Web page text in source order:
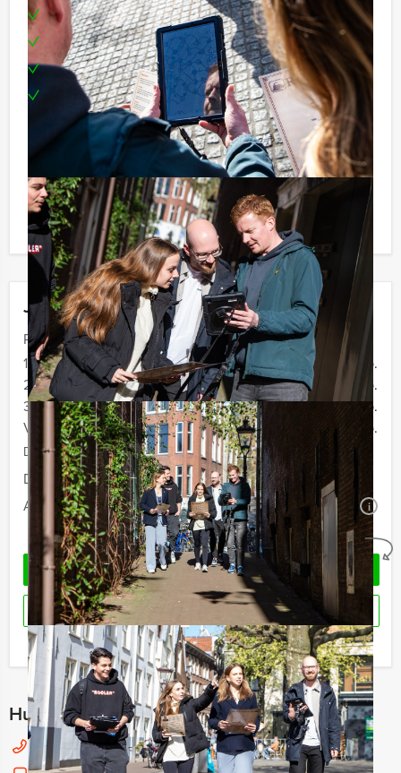
Jouw uitje
Prijs :
12 - 19 personen
€ 72,50 p.p.
20 - 29 personen
€ 69,50 p.p.
30 - 39 personen
€ 66,50 p.p.
Vanaf 40 personen
€ 64,50 p.p.
De prijzen zijn exclusief BTW
Duur:
5 uur
Aantal:
Minimaal 12 personen i
Geheel vrijblijvend
VRAAG VRIJBLIJVEND OFFERTE AAN
RESERVEREN
Ik heb een vraag over dit uitje
Hulp nodig bij het kiezen?
030 214 50 45
Tablets
Enthousiaste begeleiding
Uitgebreid diner in drie verschillende restaurants
Een leuke prijs voor het winnende team
Reservering voor kleine groepen:
Komen jullie niet aan het minimale aantal deelnemers
voor dit groepsuitje? Als je bereid bent voor het
minimale aantal te betalen, kan je ook gewoon voor
minder personen boeken.